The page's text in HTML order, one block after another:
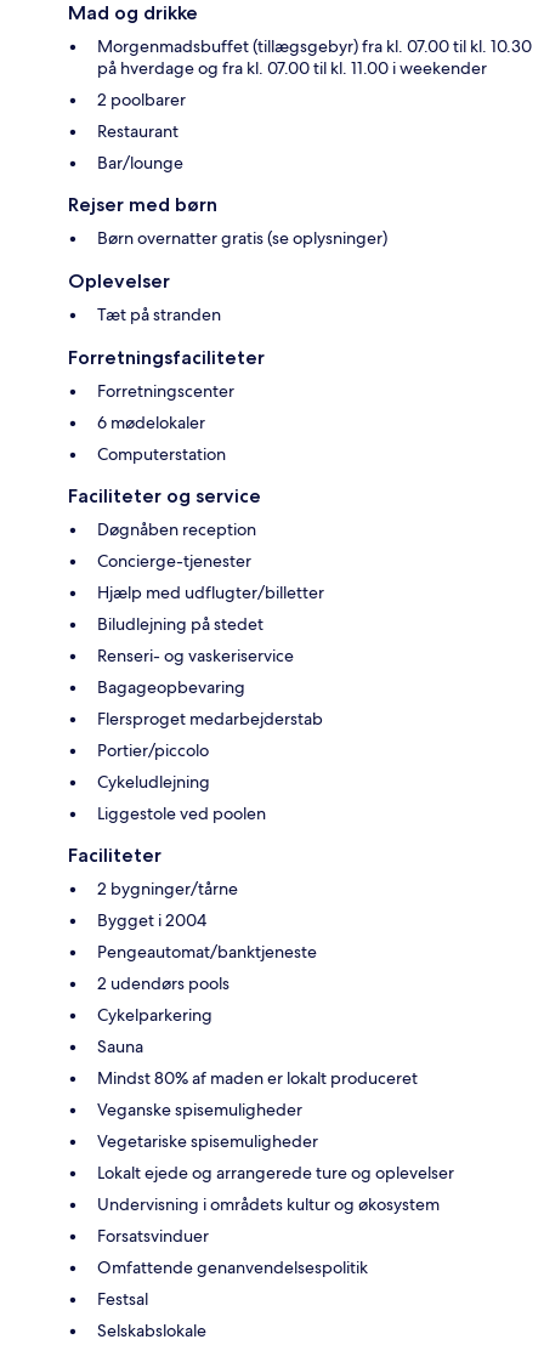
Mad og drikke
Morgenmadsbuffet (tillægsgebyr) fra kl. 07.00 til kl. 10.30
på hverdage og fra kl. 07.00 til kl. 11.00 i weekender
2 poolbarer
Restaurant
Bar/lounge
Rejser med børn
Børn overnatter gratis (se oplysninger)
Oplevelser
Tæt på stranden
Forretningsfaciliteter
Forretningscenter
6 mødelokaler
Computerstation
Faciliteter og service
Døgnåben reception
Concierge-tjenester
Hjælp med udflugter/billetter
Biludlejning på stedet
Renseri- og vaskeriservice
Bagageopbevaring
Flersproget medarbejderstab
Portier/piccolo
Cykeludlejning
Liggestole ved poolen
Faciliteter
2 bygninger/tårne
Bygget i 2004
Pengeautomat/banktjeneste
2 udendørs pools
Cykelparkering
Sauna
Mindst 80% af maden er lokalt produceret
Veganske spisemuligheder
Vegetariske spisemuligheder
Lokalt ejede og arrangerede ture og oplevelser
Undervisning i områdets kultur og økosystem
Forsatsvinduer
Omfattende genanvendelsespolitik
Festsal
Selskabslokale